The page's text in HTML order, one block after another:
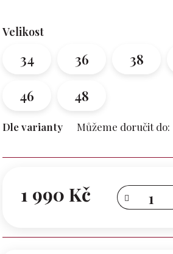
Velikost
34 36 38
46
48
Dle varianty Můžeme doručit do:
1 990 Kč
0,0
hvězdiček.